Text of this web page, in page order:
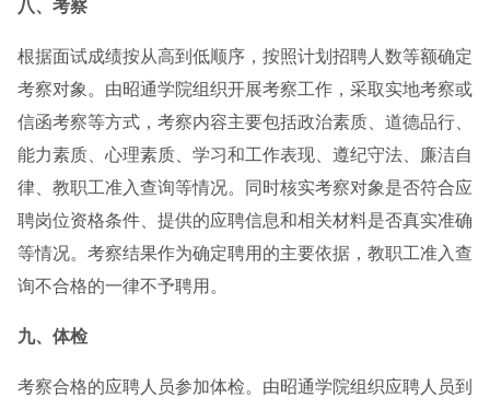
八、考察
根据面试成绩按从高到低顺序，按照计划招聘人数等额确定
考察对象。由昭通学院组织开展考察工作，采取实地考察或
信函考察等方式，考察内容主要包括政治素质、道德品行、
能力素质、心理素质、学习和工作表现、遵纪守法、廉洁自
律、教职工准入查询等情况。同时核实考察对象是否符合应
聘岗位资格条件、提供的应聘信息和相关材料是否真实准确
等情况。考察结果作为确定聘用的主要依据，教职工准入查
询不合格的一律不予聘用。
九、体检
考察合格的应聘人员参加体检。由昭通学院组织应聘人员到